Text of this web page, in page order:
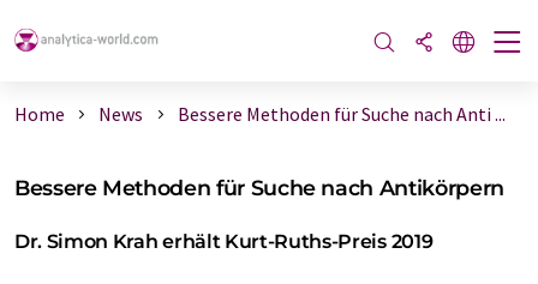
Home News Bessere Methoden für Suche nach Anti ...
Bessere Methoden für Suche nach Antikörpern
Dr. Simon Krah erhält Kurt-Ruths-Preis 2019